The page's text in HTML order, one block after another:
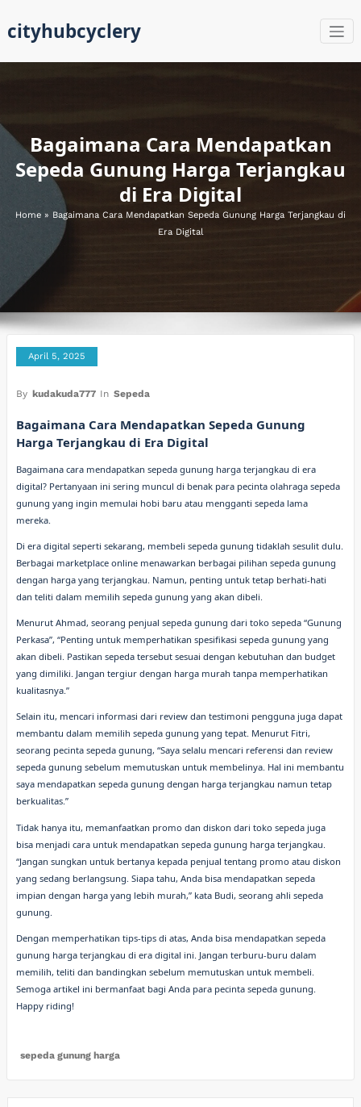
content
cityhubcyclery
Bagaimana Cara Mendapatkan
Sepeda Gunung Harga Terjangkau
di Era Digital
Home » Bagaimana Cara Mendapatkan Sepeda Gunung Harga Terjangkau di
Era Digital
April 5, 2025
By kudakuda777 In Sepeda
Bagaimana Cara Mendapatkan Sepeda Gunung
Harga Terjangkau di Era Digital
Bagaimana cara mendapatkan sepeda gunung harga terjangkau di era
digital? Pertanyaan ini sering muncul di benak para pecinta olahraga sepeda
gunung yang ingin memulai hobi baru atau mengganti sepeda lama
mereka.
Di era digital seperti sekarang, membeli sepeda gunung tidaklah sesulit dulu.
Berbagai marketplace online menawarkan berbagai pilihan sepeda gunung
dengan harga yang terjangkau. Namun, penting untuk tetap berhati-hati
dan teliti dalam memilih sepeda gunung yang akan dibeli.
Menurut Ahmad, seorang penjual sepeda gunung dari toko sepeda “Gunung
Perkasa”, “Penting untuk memperhatikan spesifikasi sepeda gunung yang
akan dibeli. Pastikan sepeda tersebut sesuai dengan kebutuhan dan budget
yang dimiliki. Jangan tergiur dengan harga murah tanpa memperhatikan
kualitasnya.”
Selain itu, mencari informasi dari review dan testimoni pengguna juga dapat
membantu dalam memilih sepeda gunung yang tepat. Menurut Fitri,
seorang pecinta sepeda gunung, “Saya selalu mencari referensi dan review
sepeda gunung sebelum memutuskan untuk membelinya. Hal ini membantu
saya mendapatkan sepeda gunung dengan harga terjangkau namun tetap
berkualitas.”
Tidak hanya itu, memanfaatkan promo dan diskon dari toko sepeda juga
bisa menjadi cara untuk mendapatkan sepeda gunung harga terjangkau.
“Jangan sungkan untuk bertanya kepada penjual tentang promo atau diskon
yang sedang berlangsung. Siapa tahu, Anda bisa mendapatkan sepeda
impian dengan harga yang lebih murah,” kata Budi, seorang ahli sepeda
gunung.
Dengan memperhatikan tips-tips di atas, Anda bisa mendapatkan sepeda
gunung harga terjangkau di era digital ini. Jangan terburu-buru dalam
memilih, teliti dan bandingkan sebelum memutuskan untuk membeli.
Semoga artikel ini bermanfaat bagi Anda para pecinta sepeda gunung.
Happy riding!
sepeda gunung harga